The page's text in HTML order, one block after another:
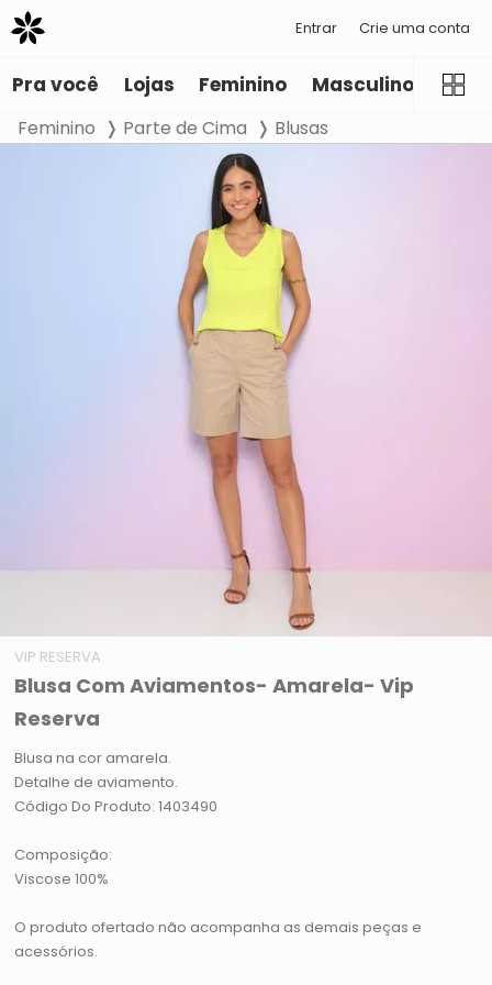
Entrar Crie uma conta
Pra você Lojas Feminino Masculino
Feminino Parte de Cima Blusas
VIP RESERVA
Blusa Com Aviamentos- Amarela- Vip
Reserva
Blusa na cor amarela.
Detalhe de aviamento.
Código Do Produto: 1403490
Composição:
Viscose 100%
O produto ofertado não acompanha as demais peças e
acessórios.